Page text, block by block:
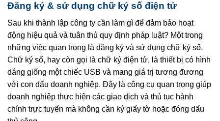
Đăng ký & sử dụng chữ ký số điện tử
Sau khi thành lập công ty cần làm gì để đảm bảo hoạt
động hiệu quả và tuân thủ quy định pháp luật? Một trong
những việc quan trọng là đăng ký và sử dụng chữ ký số.
Chữ ký số, hay còn gọi là chữ ký điện tử, là thiết bị có hình
dáng giống một chiếc USB và mang giá trị tương đương
với con dấu doanh nghiệp. Đây là công cụ quan trọng giúp
doanh nghiệp thực hiện các giao dịch và thủ tục hành
chính trực tuyến mà không cần ký giấy tờ hoặc đóng dấu